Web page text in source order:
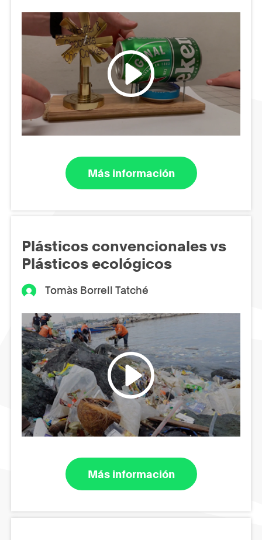
Más información
Plásticos convencionales vs
Plásticos ecológicos
Tomàs Borrell Tatché
Más información